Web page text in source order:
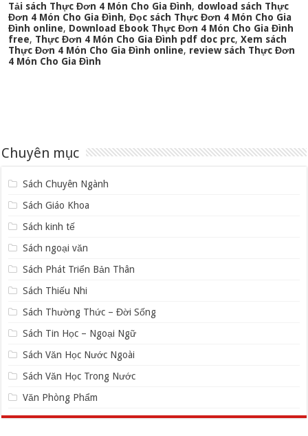
Tải sách Thực Đơn 4 Món Cho Gia Đình, dowload sách Thực
Đơn 4 Món Cho Gia Đình,Đọc sách Thực Đơn 4 Món Cho Gia
Đình online, Download Ebook Thực Đơn 4 Món Cho Gia Đình
free, Thực Đơn 4 Món Cho Gia Đình pdf doc prc,Xem sách
Thực Đơn 4 Món Cho Gia Đình online, review sách Thực Đơn
4 Món Cho Gia Đình
Chuyên mục
Sách Chuyên Ngành
Sách Giáo Khoa
Sách kinh tế
Sách ngoại văn
Sách Phát Triển Bản Thân
Sách Thiếu Nhi
Sách Thường Thức – Đời Sống
Sách Tin Học – Ngoại Ngữ
Sách Văn Học Nước Ngoài
Sách Văn Học Trong Nước
Văn Phòng Phẩm